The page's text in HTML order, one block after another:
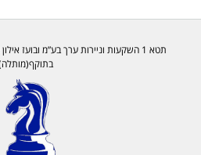
תטא 1 השקעות וניירות ערך בע”מ ובועז